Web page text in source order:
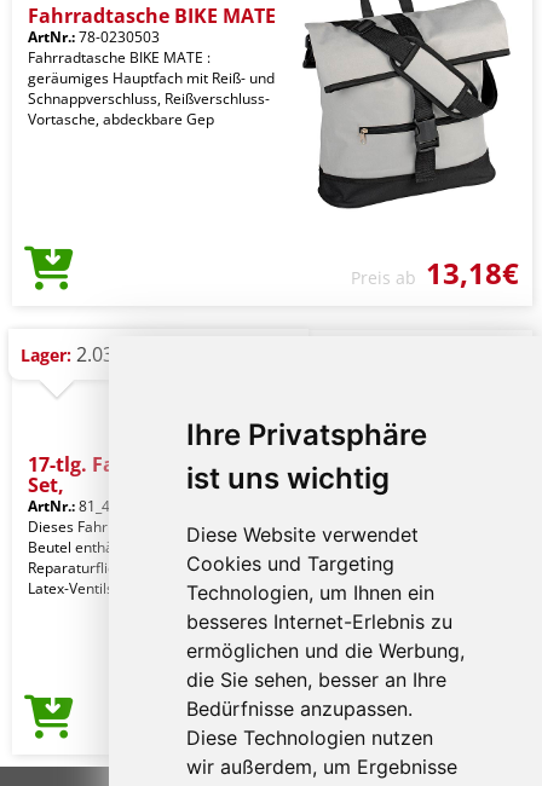
Ihre Privatsphäre
ist uns wichtig
Diese Website verwendet
Cookies und Targeting
Technologien, um Ihnen ein
besseres Internet-Erlebnis zu
ermöglichen und die Werbung,
die Sie sehen, besser an Ihre
Bedürfnisse anzupassen.
Diese Technologien nutzen
wir außerdem, um Ergebnisse
Fahrradtasche BIKE MATE
ArtNr.:78-0230503
Fahrradtasche BIKE MATE :
geräumiges Hauptfach mit Reiß- und
Schnappverschluss, Reißverschluss-
Vortasche, abdeckbare Gep
Preis ab 13,18€
Lager: 2.038 St.
17-tlg. Fahrradreparatur-
Set,
ArtNr.:81_416351
Dieses Fahrradreparaturset im 600D
Beutel enthält 6 Gummi-
Reparaturflicken, 1 Weißblechreibe, 2
Latex-Ventilschläuche, 1
Preis ab